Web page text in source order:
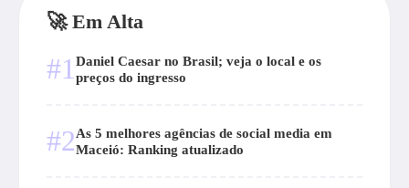
🚀 Em Alta
#1 Daniel Caesar no Brasil; veja o local e os
preços do ingresso
#2As 5 melhores agências de social media em
Maceió: Ranking atualizado